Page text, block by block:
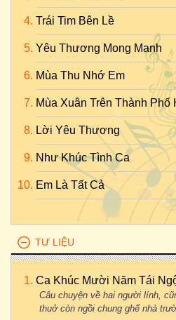
Trái Tim Bên Lề
Yêu Thương Mong Manh
Mùa Thu Nhớ Em
Mùa Xuân Trên Thành Phố
Lời Yêu Thương
Như Khúc Tình Ca
Em Là Tất Cả
TƯ LIỆU
Ca Khúc Mười Năm Tái
Câu chuyện về hai người lính,
thuở còn ngồi chung ghế nhà